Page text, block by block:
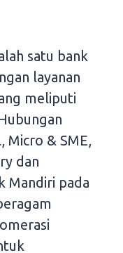
satu bank
layanan
meliputi
Micro & SME,
dan
Mandiri pada